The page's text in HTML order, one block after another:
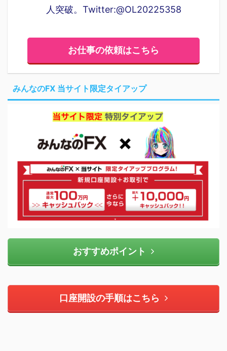
人突破。Twitter:@OL20225358
お仕事の依頼はこちら
みんなのFX 当サイト限定タイアップ
おすすめポイント
口座開設の手順はこちら